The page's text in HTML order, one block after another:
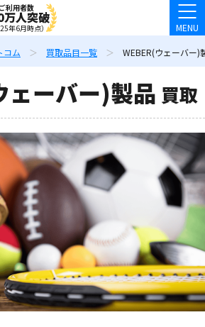
ご利用者数
人突破
年6月時点） MENU
コム 買取品目一覧 WEBER(ウェーバー)
ェーバー)製品 買取